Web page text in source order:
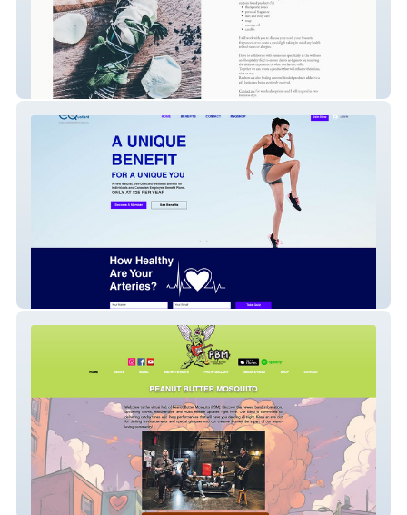
bodysoupforthesoul
PBM Band